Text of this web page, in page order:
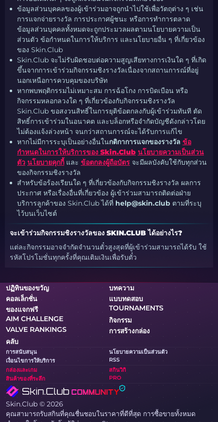
ข้อมูลส่วนบุคคลของผู้เข้าร่วมอาจถูกนำไปใช้เพื่อวัตถุต่าง ๆ เช่น
การแจกจ่ายรางวัล การประกาศผู้ชนะ หรือการทำการตลาด
ข้อมูลส่วนบุคคลทั้งหมดจะถูกประมวลผลตามนโยบายความเป็น
ส่วนตัว ข้อกำหนดในการให้บริการ และนโยบายอื่น ๆ ที่เกี่ยวข้อง
ของ Skin.Club
Skin.Club จะไม่รับผิดชอบต่อความสูญเสียทางการเงินใด ๆ ที่เกิด
ขึ้นจากการเข้าร่วมกิจกรรมชิงรางวัลเนื่องจากสถานการณ์ที่อยู่
นอกเหนือการควบคุมของบริษัท
หากพบพฤติกรรมไม่เหมาะสม การฉ้อโกง การบิดเบือน หรือ
กิจกรรมหลอกลวงใด ๆ ที่เกี่ยวข้องกับกิจกรรมชิงรางวัล
Skin.Club ขอสงวนสิทธิ์ในการยุติข้อตกลงกับผู้เข้าร่วมทันที ตัด
สิทธิ์การเข้าร่วมในอนาคต และบล็อกหรือจำกัดบัญชีดังกล่าวโดย
ไม่ต้องแจ้งล่วงหน้า จนกว่าสถานการณ์จะได้รับการแก้ไข
หากไม่มีการระบุเป็นอย่างอื่นในกติกาการแจกของรางวัล ข้อ
กำหนดในการให้บริการของ Skin.Club นโยบายความเป็นส่วน
ตัว นโยบายคุกกี้ และ ข้อตกลงผู้ถือบัตร จะมีผลบังคับใช้กับทุกส่วน
ของกิจกรรมชิงรางวัล
สำหรับข้อร้องเรียนใด ๆ ที่เกี่ยวข้องกับกิจกรรมชิงรางวัล ผลการ
ประกาศ หรือเรื่องอื่นที่เกี่ยวข้อง ผู้เข้าร่วมสามารถติดต่อฝ่าย
บริการลูกค้าของ Skin.Club ได้ที่ help@skin.club ตามที่ระบุ
ไว้บนเว็บไซต์
จะเข้าร่วมกิจกรรมชิงรางวัลของ SKIN.CLUB ได้อย่างไร?
แต่ละกิจกรรมอาจจำกัดจำนวนตั๋วสูงสุดที่ผู้เข้าร่วมสามารถได้รับ ใช้
รหัสโปรโมชั่นทุกครั้งที่คุณเติมเงินเพื่อรับตั๋ว
ปฏิทินของขวัญ
บทความ
คอลเล็กชั่น
แบบทดสอบ
ของแจกฟรี
TOURNAMENTS
AIM CHALLENGE
กิจกรรม
VALVE RANKINGS
การสร้างกล่อง
คลับ
การสนับสนุน
นโยบายความเป็นส่วนตัว
เงื่อนไขการให้บริการ
RSS
กล่องและเกม
สกินวิกิ
สินค้าของที่ระลึก
PRO
Skin.Club © 2026
คุณสามารถรับสกินที่คุณชื่นชอบในราคาที่ดีที่สุด การซื้อขายทั้งหมด